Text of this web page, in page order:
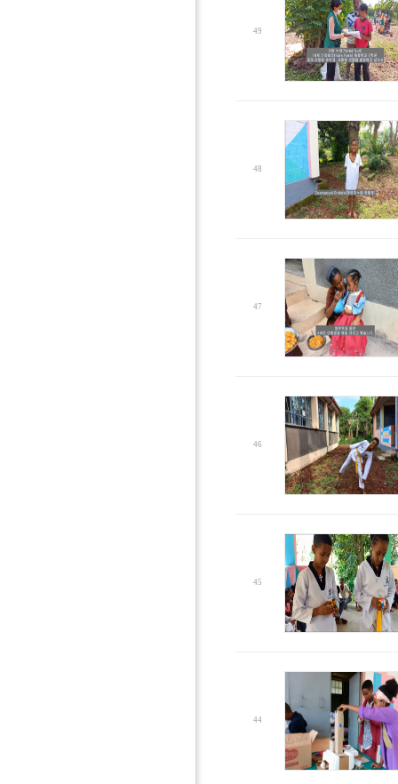
49
48
47
46
45
44